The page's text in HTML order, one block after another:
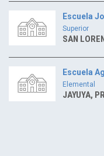
Escuela
Superior
SAN
Escuela
Elemental
JAYUYA, PR